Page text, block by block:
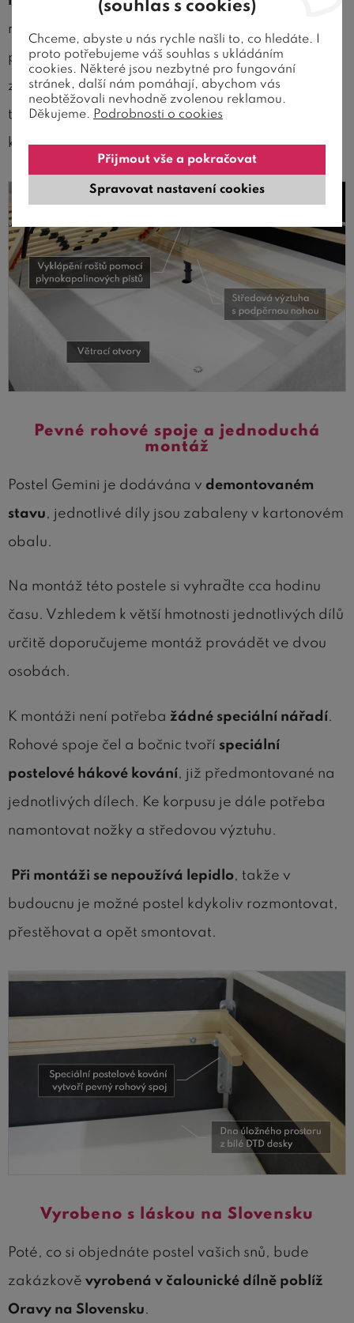
rošty zajistí pohodlný přístup do úložného
prostoru po celé délce postele. Vyklápění roštů je
zajištěno pomocíkvalitních plynových pístů,
takže zvedání a zavírání roštu zvládne opravdu
každý bez vynaložení velké síly.
Pevné rohové spoje a jednoduchá
montáž
Postel Gemini je dodávána v demontovaném
stavu, jednotlivé díly jsou zabaleny v kartonovém
obalu.
Na montáž této postele si vyhraďte cca hodinu
času. Vzhledem k větší hmotnosti jednotlivých dílů
určitě doporučujeme montáž provádět ve dvou
osobách.
K montáži není potřeba žádné speciální nářadí.
Rohové spoje čel a bočnic tvoří speciální
postelové hákové kování, již předmontované na
jednotlivých dílech. Ke korpusu je dále potřeba
namontovat nožky a středovou výztuhu.
Při montáži se nepoužívá lepidlo, takže v
budoucnu je možné postel kdykoliv rozmontovat,
přestěhovat a opět smontovat.
Vyrobeno s láskou na Slovensku
Poté, co si objednáte postel vašich snů, bude
zakázkově vyrobená v čalounické dílně poblíž
Oravy na Slovensku.
(souhlas s cookies)
Chceme, abyste u nás rychle našli to, co hledáte. I
proto potřebujeme váš souhlas s ukládáním
cookies. Některé jsou nezbytné pro fungování
stránek, další nám pomáhají, abychom vás
neobtěžovali nevhodně zvolenou reklamou.
Děkujeme. Podrobnosti o cookies
Spravovat nastavení cookies
Přijmout vše a pokračovat